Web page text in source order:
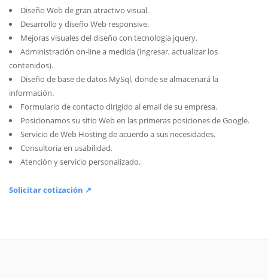
Diseño Web de gran atractivo visual.
Desarrollo y diseño Web responsive.
Mejoras visuales del diseño con tecnología jquery.
Administración on-line a medida (ingresar, actualizar los
contenidos).
Diseño de base de datos MySql, donde se almacenará la
información.
Formulario de contacto dirigido al email de su empresa.
Posicionamos su sitio Web en las primeras posiciones de Google.
Servicio de Web Hosting de acuerdo a sus necesidades.
Consultoría en usabilidad.
Atención y servicio personalizado.
Solicitar cotización ↗